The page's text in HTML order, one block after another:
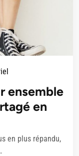
ensemble
en
en plus répandu,